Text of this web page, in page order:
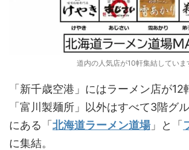
道内の人気店が10軒集結していま
「新千歳空港」にはラーメン店が12
「富川製麺所」以外はすべて3階グ
にある「北海道ラーメン道場」と「
に集結。